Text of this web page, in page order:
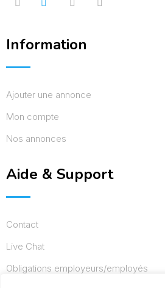
Information
Ajouter une annonce
Mon compte
Nos annonces
Aide & Support
Contact
Live Chat
Obligations employeurs/employés